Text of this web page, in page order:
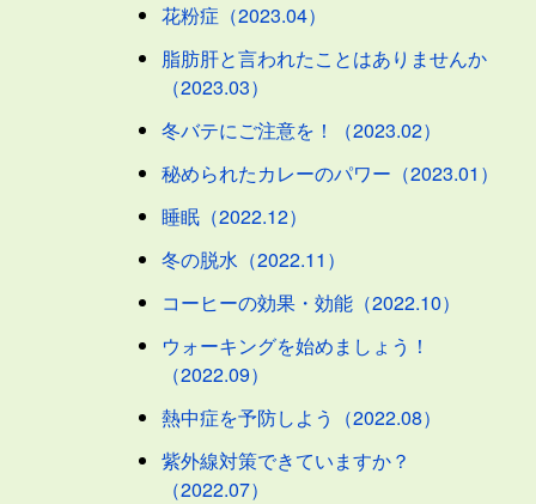
花粉症（2023.04）
脂肪肝と言われたことはありませんか
（2023.03）
冬バテにご注意を！（2023.02）
秘められたカレーのパワー（2023.01）
睡眠（2022.12）
冬の脱水（2022.11）
コーヒーの効果・効能（2022.10）
ウォーキングを始めましょう！
（2022.09）
熱中症を予防しよう（2022.08）
紫外線対策できていますか？
（2022.07）